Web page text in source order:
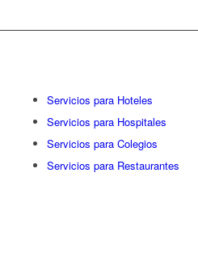
Servicios para Hoteles
Servicios para Hospitales
Servicios para Colegios
Servicios para Restaurantes